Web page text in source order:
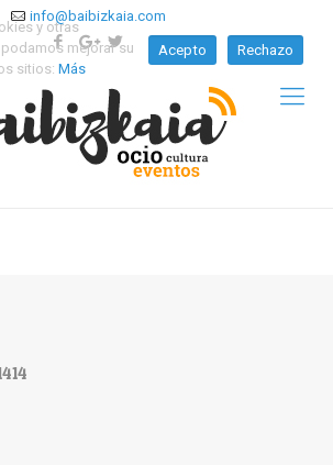
info@baibizkaia.com
y otras
mejorar su
sitios: Más
Acepto Rechazo